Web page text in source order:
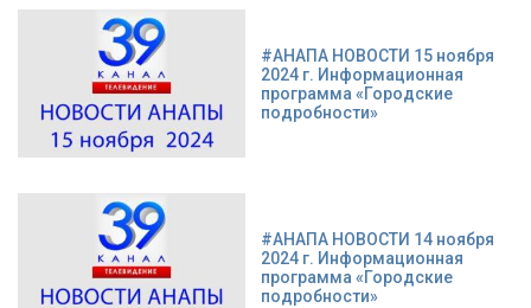
#АНАПА НОВОСТИ 15 ноября
2024 г. Информационная
программа «Городские
подробности»
#АНАПА НОВОСТИ 14 ноября
2024 г. Информационная
программа «Городские
подробности»